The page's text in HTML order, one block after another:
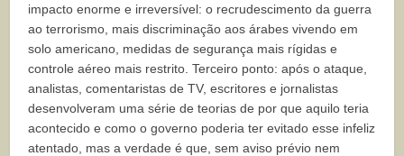
impacto enorme e irreversível: o recrudescimento da guerra
ao terrorismo, mais discriminação aos árabes vivendo em
solo americano, medidas de segurança mais rígidas e
controle aéreo mais restrito. Terceiro ponto: após o ataque,
analistas, comentaristas de TV, escritores e jornalistas
desenvolveram uma série de teorias de por que aquilo teria
acontecido e como o governo poderia ter evitado esse infeliz
atentado, mas a verdade é que, sem aviso prévio nem